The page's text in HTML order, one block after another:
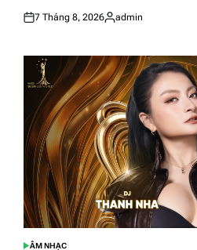
Posted
7 Tháng 8, 2026
Posted
admin
ÂM NHẠC